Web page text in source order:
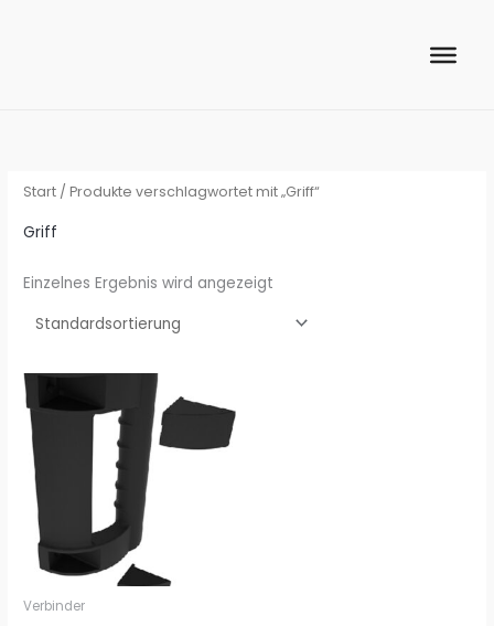
Start / Produkte verschlagwortet mit „Griff“
Griff
Einzelnes Ergebnis wird angezeigt
Verbinder